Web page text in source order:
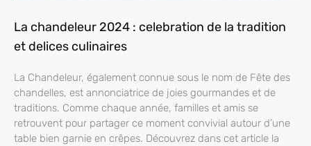
La chandeleur 2024 : celebration de la tradition
et delices culinaires
La Chandeleur, également connue sous le nom de Fête des
chandelles, est annonciatrice de joies gourmandes et de
traditions. Comme chaque année, familles et amis se
retrouvent pour partager ce moment convivial autour d’une
table bien garnie en crêpes. Découvrez dans cet article la